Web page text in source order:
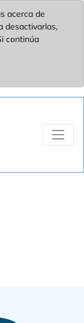
acerca de
desactivarlas,
continúa